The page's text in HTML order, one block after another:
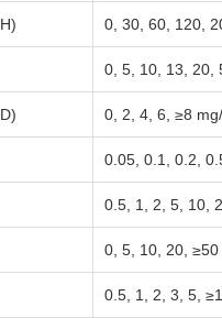
0, 30, 60, 120,
0, 5, 10, 13, 20,
0, 2, 4, 6, ≥8 mg/
0.05, 0.1, 0.2,
0.5, 1, 2, 5, 10,
0, 5, 10, 20, ≥50
0.5, 1, 2, 3, 5,